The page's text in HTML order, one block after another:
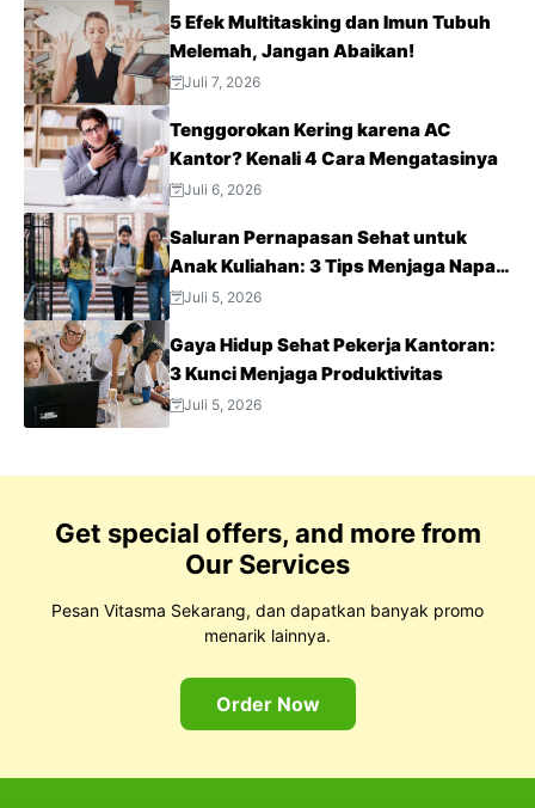
5 Efek Multitasking dan Imun Tubuh
Melemah, Jangan Abaikan!
Juli 7, 2026
Tenggorokan Kering karena AC
Kantor? Kenali 4 Cara Mengatasinya
Juli 6, 2026
Saluran Pernapasan Sehat untuk
Anak Kuliahan: 3 Tips Menjaga Napas
Tetap Optimal di Tengah Aktivitas
Juli 5, 2026
Gaya Hidup Sehat Pekerja Kantoran:
3 Kunci Menjaga Produktivitas
Juli 5, 2026
Get special offers, and more from
Our Services
Pesan Vitasma Sekarang, dan dapatkan banyak promo
menarik lainnya.
Order Now